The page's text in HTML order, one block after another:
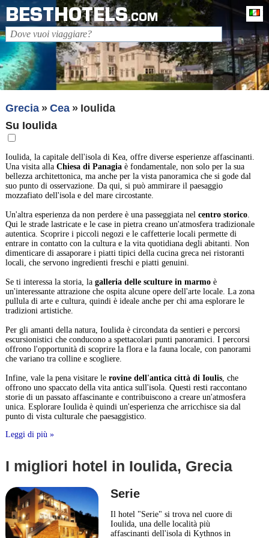
BESTHOTELS.COM
Grecia Cea
Ioulida
Su Ioulida
Ioulida, la capitale dell'isola di Kea, offre diverse esperienze affascinanti.
Una visita alla Chiesa di Panagiaè fondamentale, non solo per la sua
bellezza architettonica, ma anche per la vista panoramica che si gode dal
suo punto di osservazione. Da qui, si può ammirare il paesaggio
mozzafiato dell'isola e del mare circostante.
Un'altra esperienza da non perdere è una passeggiata nel centro storico.
Qui le strade lastricate e le case in pietra creano un'atmosfera tradizionale
autentica. Scoprire i piccoli negozi e le caffetterie locali permette di
entrare in contatto con la cultura e la vita quotidiana degli abitanti. Non
dimenticare di assaporare i piatti tipici della cucina greca nei ristoranti
locali, che servono ingredienti freschi e piatti genuini.
Se ti interessa la storia, la galleria delle sculture in marmoè
un'interessante attrazione che ospita alcune opere dell'arte locale. La zona
pullula di arte e cultura, quindi è ideale anche per chi ama esplorare le
tradizioni artistiche.
Per gli amanti della natura, Ioulida è circondata da sentieri e percorsi
escursionistici che conducono a spettacolari punti panoramici. I percorsi
offrono l'opportunità di scoprire la flora e la fauna locale, con panorami
che variano tra colline e scogliere.
Infine, vale la pena visitare le rovine dell'antica città di Ioulis, che
offrono uno spaccato della vita antica sull'isola. Questi resti raccontano
storie di un passato affascinante e contribuiscono a creare un'atmosfera
unica. Esplorare Ioulida è quindi un'esperienza che arricchisce sia dal
punto di vista culturale che paesaggistico.
Leggi di più »
I migliori hotel in Ioulida, Grecia
Serie
Il hotel "Serie" si trova nel cuore di
Ioulida, una delle località più
affascinanti dell'isola di Kythnos in